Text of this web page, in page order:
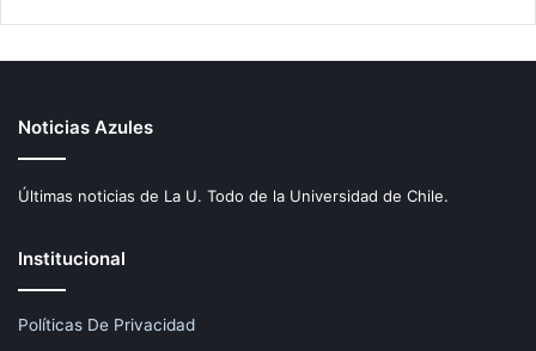
Noticias Azules
Últimas noticias de La U. Todo de la Universidad de Chile.
Institucional
Políticas De Privacidad